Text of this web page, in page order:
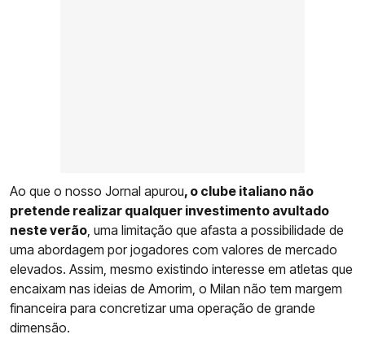
Ao que o nosso Jornal apurou, o clube italiano não
pretende realizar qualquer investimento avultado
neste verão , uma limitação que afasta a possibilidade de
uma abordagem por jogadores com valores de mercado
elevados. Assim, mesmo existindo interesse em atletas que
encaixam nas ideias de Amorim, o Milan não tem margem
financeira para concretizar uma operação de grande
dimensão.